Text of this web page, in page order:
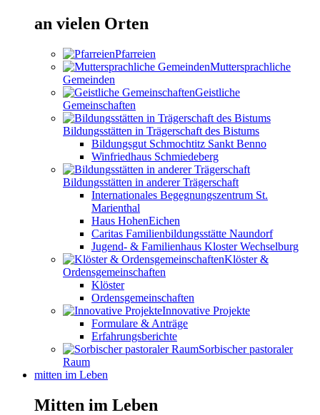
an vielen Orten
Pfarreien
Muttersprachliche
Gemeinden
Geistliche
Gemeinschaften
Bildungsstätten in Trägerschaft des Bistums
Bildungsgut Schmochtitz Sankt Benno
Winfriedhaus Schmiedeberg
Bildungsstätten in anderer Trägerschaft
Internationales Begegnungszentrum St.
Marienthal
Haus HohenEichen
Caritas Familienbildungsstätte Naundorf
Jugend- & Familienhaus Kloster Wechselburg
Klöster &
Ordensgemeinschaften
Klöster
Ordensgemeinschaften
Innovative Projekte
Formulare & Anträge
Erfahrungsberichte
Sorbischer pastoraler
Raum
mitten im Leben
Mitten im Leben